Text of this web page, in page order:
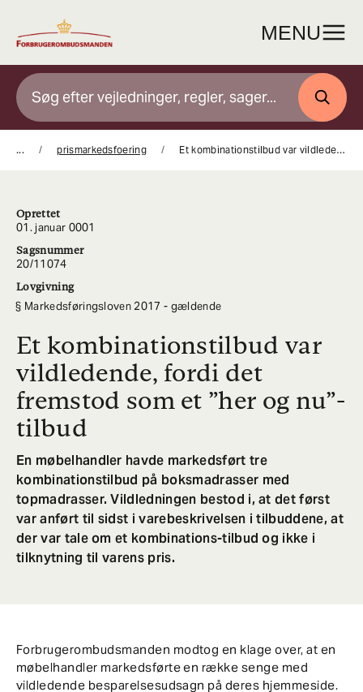
indhold
MENU
SØG
... prismarkedsfoering Et kombinationstilbud var vildledende, fordi det fremstod som et ”her og nu”-tilbud
Oprettet
01. januar 0001
Sagsnummer
20/11074
Lovgivning
Markedsføringsloven 2017 - gældende
Et kombinationstilbud var
vildledende, fordi det
fremstod som et ”her og nu”-
tilbud
En møbelhandler havde markedsført tre
kombinationstilbud på boksmadrasser med
topmadrasser. Vildledningen bestod i, at det først
var anført til sidst i varebeskrivelsen i tilbuddene, at
der var tale om et kombinations-tilbud og ikke i
tilknytning til varens pris.
Forbrugerombudsmanden modtog en klage over, at en
møbelhandler markedsførte en række senge med
vildledende besparelsesudsagn på deres hjemmeside.